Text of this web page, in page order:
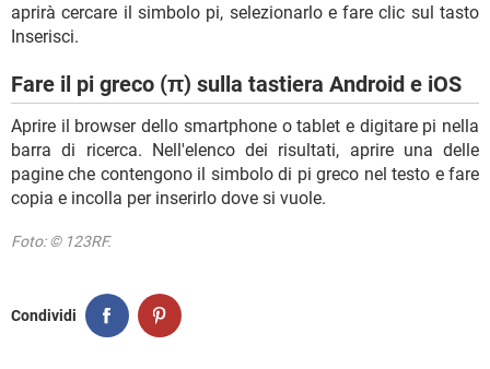
aprirà cercare il simbolo pi, selezionarlo e fare clic sul tasto
Inserisci.
Fare il pi greco (π) sulla tastiera Android e iOS
Aprire il browser dello smartphone o tablet e digitare pi nella
barra di ricerca. Nell'elenco dei risultati, aprire una delle
pagine che contengono il simbolo di pi greco nel testo e fare
copia e incolla per inserirlo dove si vuole.
Foto: © 123RF.
Condividi